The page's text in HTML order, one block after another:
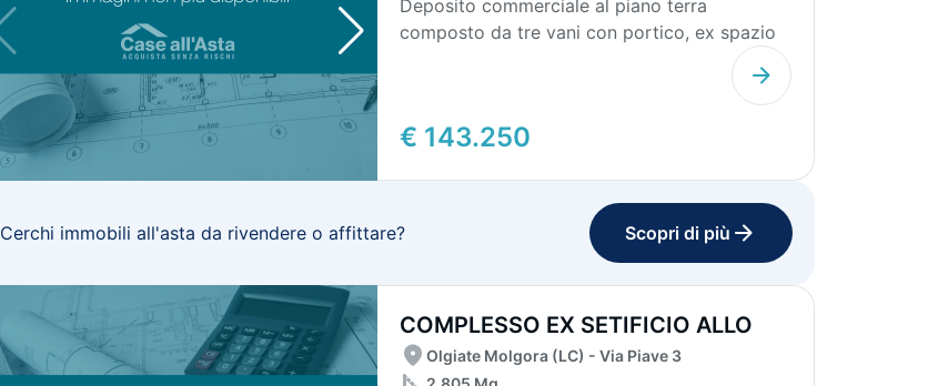
€ 143.250
Deposito commerciale al piano terra
composto da tre vani con portico, ex spazio
Cerchi immobili all'asta da rivendere o affittare? Scopri di più
COMPLESSO EX SETIFICIO ALLO
STATO RUSTIC...
Olgiate Molgora (LC) - Via Piave 3